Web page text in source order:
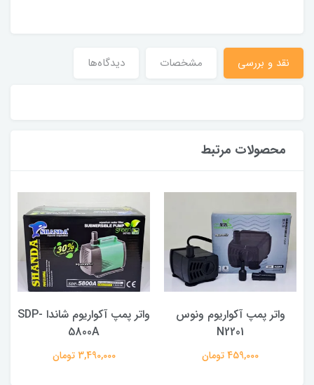
نقد و بررسی مشخصات دیدگاه‌ها
محصولات مرتبط
واتر پمپ آکواریوم ونوس
N2201
459,000 تومان
واتر پمپ آکواریوم شاندا SDP-
5800A
3,490,000 تومان